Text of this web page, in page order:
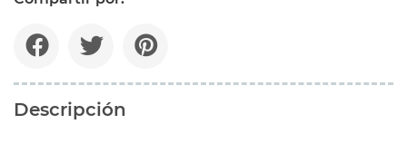
Descripción